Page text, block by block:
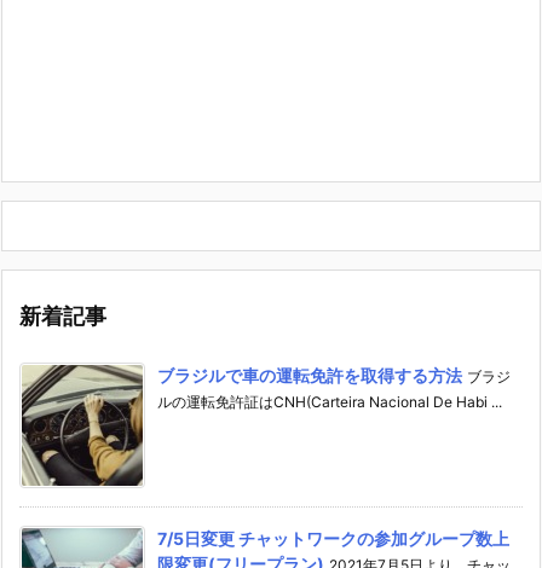
新着記事
ブラジルで車の運転免許を取得する方法 ブラジ
ルの運転免許証はCNH(Carteira Nacional De Habi ...
7/5日変更 チャットワークの参加グループ数上
限変更(フリープラン)